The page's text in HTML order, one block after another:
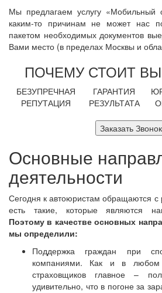
Мы предлагаем услугу «Мобильный
каким-то причинам не может нас
пакетом необходимых документов
Вами место (в пределах Москвы и
ПОЧЕМУ СТОИТ
БЕЗУПРЕЧНАЯ
РЕПУТАЦИЯ
ГАРАНТИЯ
РЕЗУЛЬТАТА
Заказать Звонок
Основные
деятельности
Сегодня к автоюристам обращаются
есть такие, которые являются
Поэтому в качестве основных
мы определили:
Поддержка граждан при
компаниями. Как и в любом
страховщиков главное –
удивительно, что в погоне за